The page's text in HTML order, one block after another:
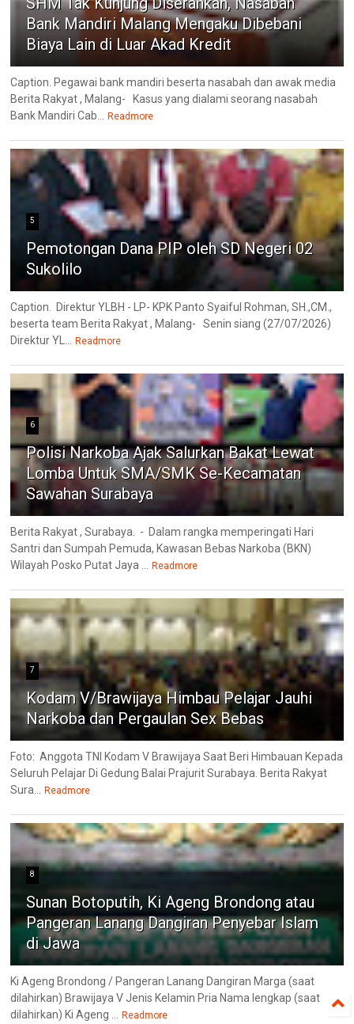
Bank Mandiri Malang Mengaku Dibebani
Biaya Lain di Luar Akad Kredit
Caption. Pegawai bank mandiri beserta nasabah dan awak media
Berita Rakyat , Malang- ‎Kasus yang dialami seorang nasabah
Bank Mandiri Cab...
Readmore
5
Pemotongan Dana PIP oleh SD Negeri 02
Sukolilo
Caption. Direktur YLBH - LP- KPK Panto Syaiful Rohman, SH.,CM.,
beserta team Berita Rakyat , Malang- Senin siang (27/07/2026)
Direktur YL...
Readmore
6
Polisi Narkoba Ajak Salurkan Bakat Lewat
Lomba Untuk SMA/SMK Se-Kecamatan
Sawahan Surabaya
Berita Rakyat , Surabaya. - Dalam rangka memperingati Hari
Santri dan Sumpah Pemuda, Kawasan Bebas Narkoba (BKN)
Wilayah Posko Putat Jaya ...
Readmore
7
Kodam V/Brawijaya Himbau Pelajar Jauhi
Narkoba dan Pergaulan Sex Bebas
Foto: Anggota TNI Kodam V Brawijaya Saat Beri Himbauan Kepada
Seluruh Pelajar Di Gedung Balai Prajurit Surabaya. Berita Rakyat
Sura...
Readmore
8
Sunan Botoputih, Ki Ageng Brondong atau
Pangeran Lanang Dangiran Penyebar Islam
di Jawa
Ki Ageng Brondong / Pangeran Lanang Dangiran Marga (saat
dilahirkan) Brawijaya V Jenis Kelamin Pria Nama lengkap (saat
dilahirkan) Ki Ageng ...
Readmore